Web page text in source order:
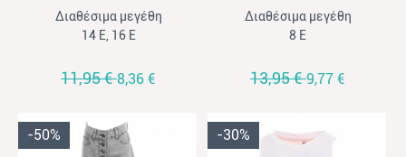
κορίτσια Losan λευκό-
πετρόλ
Διαθέσιμα μεγέθη
14 Ε, 16 Ε
11,95 €8,36 €
κορίτσια strass star Losan
μέντα
Διαθέσιμα μεγέθη
8 Ε
13,95 €9,77 €
-50% -30%